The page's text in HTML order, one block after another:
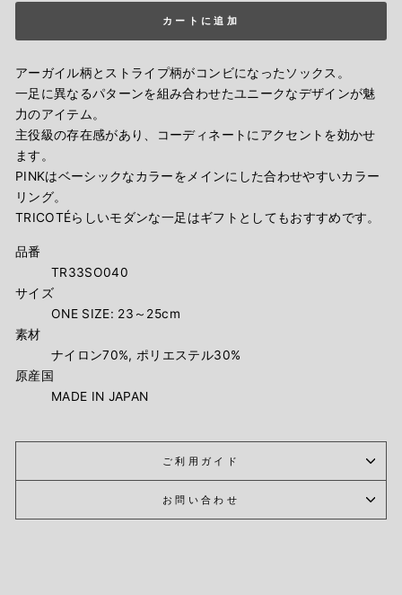
カートに追加
アーガイル柄とストライプ柄がコンビになったソックス。
一足に異なるパターンを組み合わせたユニークなデザインが魅
力のアイテム。
主役級の存在感があり、コーディネートにアクセントを効かせ
ます。
PINKはベーシックなカラーをメインにした合わせやすいカラー
リング。
TRICOTÉらしいモダンな一足はギフトとしてもおすすめです。
品番
TR33SO040
サイズ
ONE SIZE: 23～25cm
素材
ナイロン70%, ポリエステル30%
原産国
MADE IN JAPAN
ご利用ガイド
お問い合わせ